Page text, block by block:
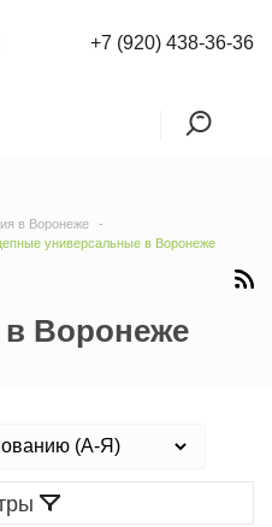
+7 (920) 438-36-36
в Воронеже
универсальные в Воронеже
Воронеже